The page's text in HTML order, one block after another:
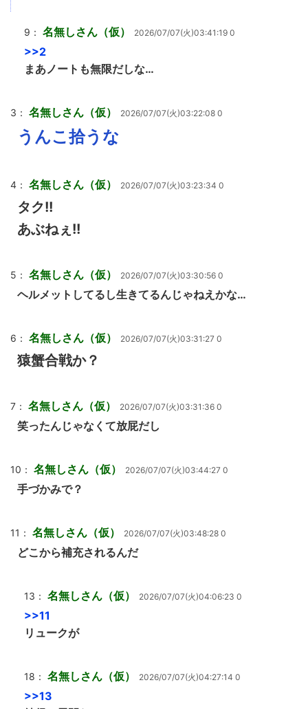
9： 名無しさん（仮） 2026/07/07(火)03:41:19 0
>>2
まあノートも無限だしな…
3： 名無しさん（仮） 2026/07/07(火)03:22:08 0
うんこ拾うな
4： 名無しさん（仮） 2026/07/07(火)03:23:34 0
タク!!
あぶねぇ!!
5： 名無しさん（仮） 2026/07/07(火)03:30:56 0
ヘルメットしてるし生きてるんじゃねえかな…
6： 名無しさん（仮） 2026/07/07(火)03:31:27 0
猿蟹合戦か？
7： 名無しさん（仮） 2026/07/07(火)03:31:36 0
笑ったんじゃなくて放屁だし
10： 名無しさん（仮） 2026/07/07(火)03:44:27 0
手づかみで？
11： 名無しさん（仮） 2026/07/07(火)03:48:28 0
どこから補充されるんだ
13： 名無しさん（仮） 2026/07/07(火)04:06:23 0
>>11
リュークが
18： 名無しさん（仮） 2026/07/07(火)04:27:14 0
>>13